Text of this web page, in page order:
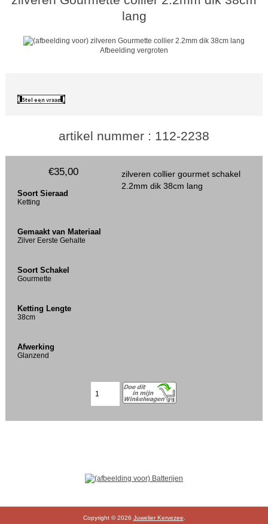
lang
Afbeelding vergroten
artikel nummer : 112-2238
zilveren collier gourmet schakel
2.2mm dik 38cm lang
€35,00
Soort Sieraad
Ketting
Gemaakt van Materiaal
Zilver Eerste Gehalte
Soort Schakel
Gourmette
Ketting Lengte
38cm
Afwerking
Glanzend
Copyright © 2026 Juwelier Kervezee.